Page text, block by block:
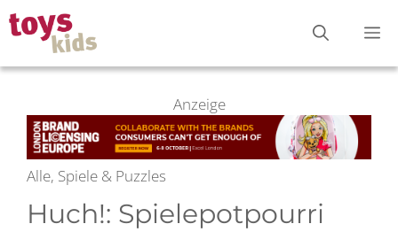
Zum
Inhalt
springen
Anzeige
Alle, Spiele & Puzzles
Huch!: Spielepotpourri